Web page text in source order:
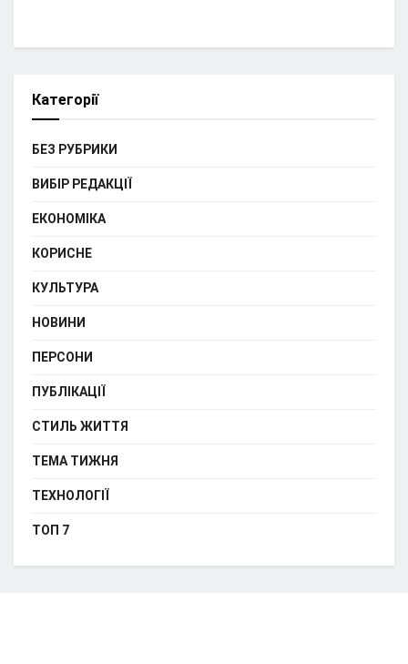
Категорії
БЕЗ РУБРИКИ
ВИБІР РЕДАКЦІЇ
ЕКОНОМІКА
КОРИСНЕ
КУЛЬТУРА
НОВИНИ
ПЕРСОНИ
ПУБЛІКАЦІЇ
СТИЛЬ ЖИТТЯ
ТЕМА ТИЖНЯ
ТЕХНОЛОГІЇ
ТОП 7